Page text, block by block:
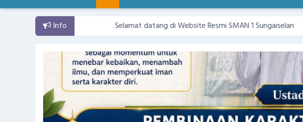
Info Selamat datang di Website Resmi SMAN 1 Sungaiselan